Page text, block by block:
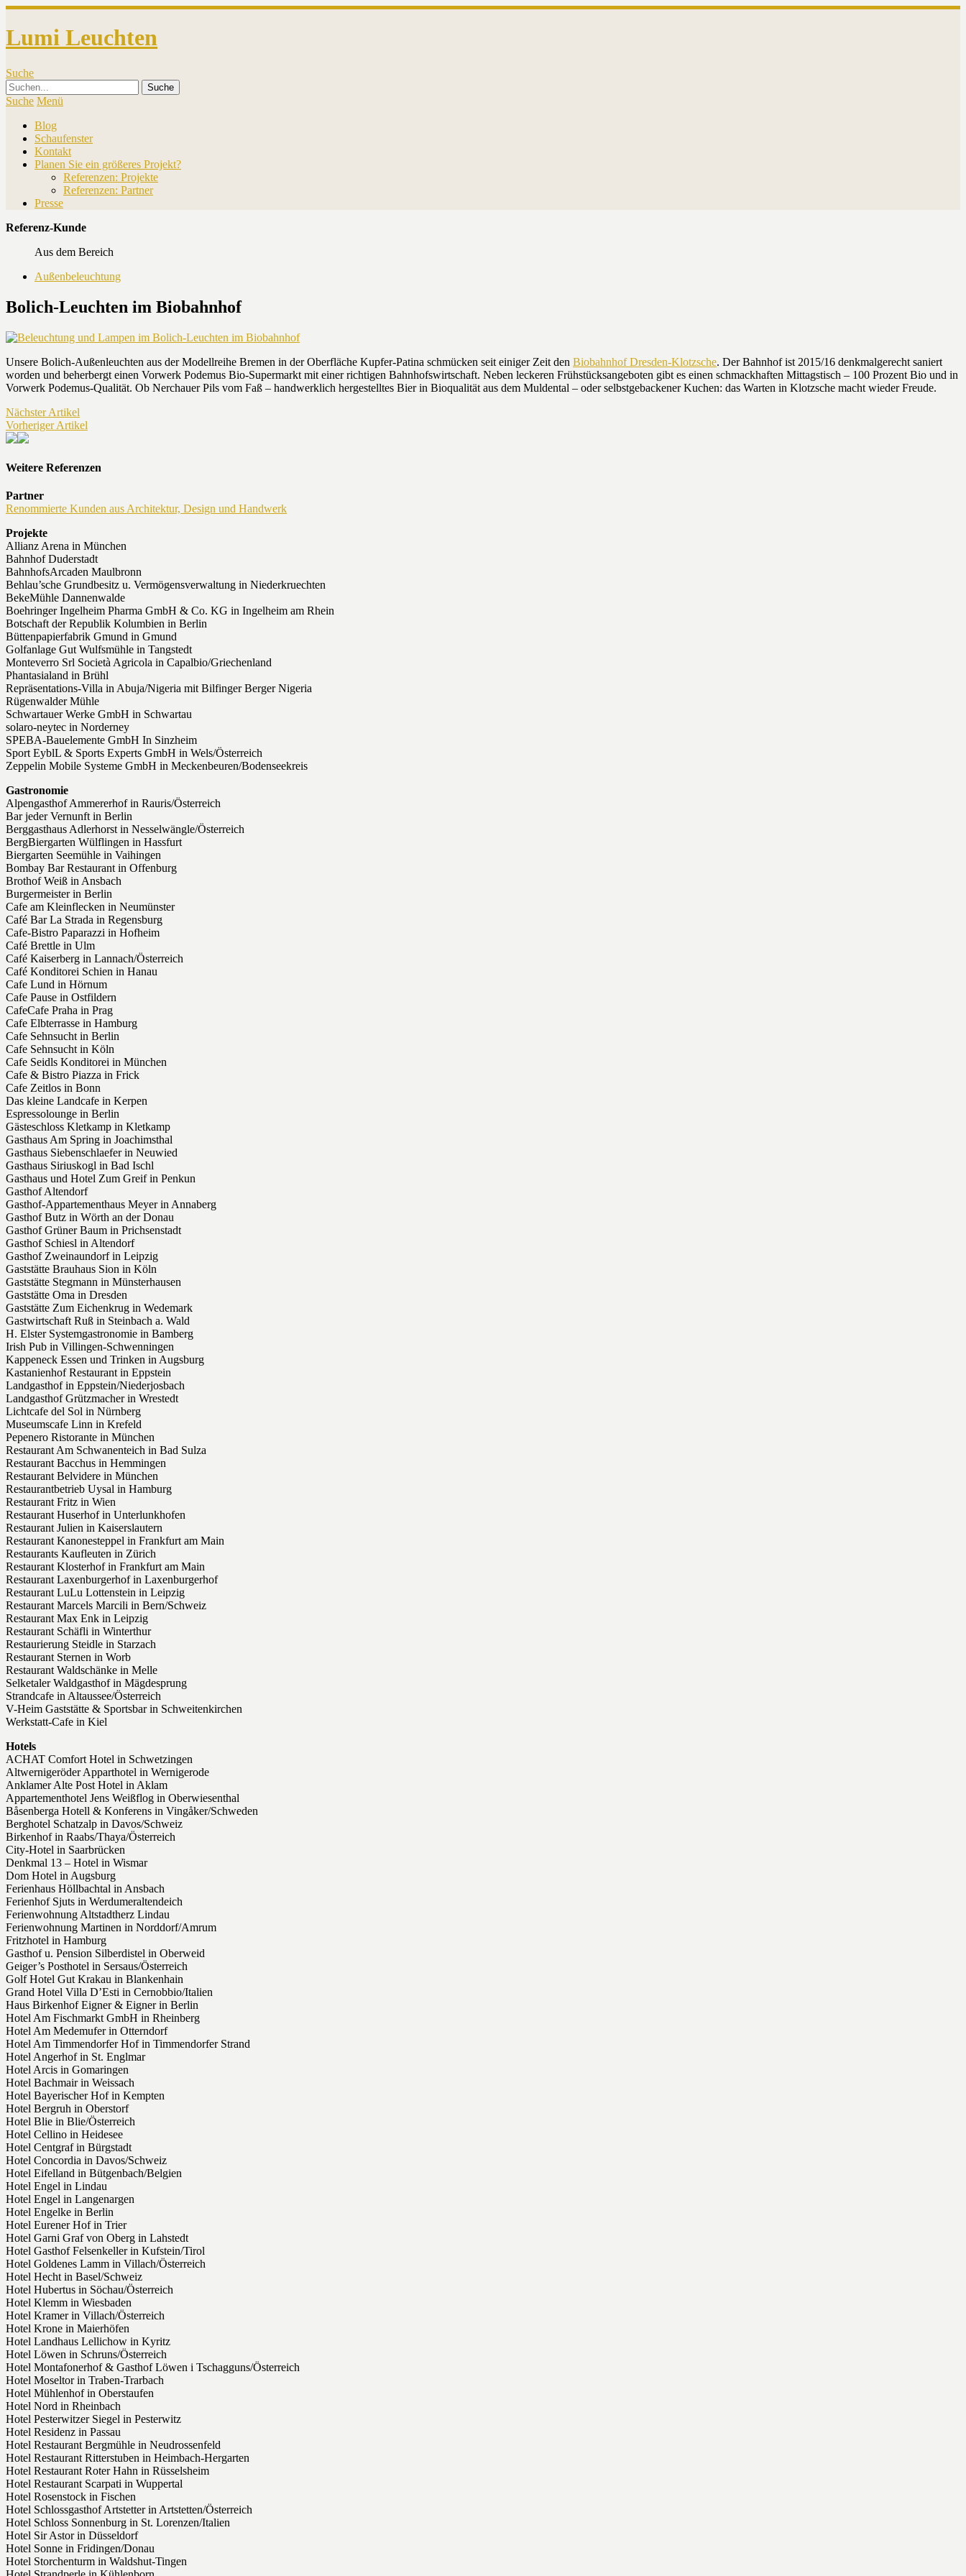
Lumi Leuchten
Suche
Suche Menü
Blog
Schaufenster
Kontakt
Planen Sie ein größeres Projekt?
Referenzen: Projekte
Referenzen: Partner
Presse
Referenz-Kunde
Aus dem Bereich
Außenbeleuchtung
Bolich-Leuchten im Biobahnhof
Unsere Bolich-Außenleuchten aus der Modellreihe Bremen in der Oberfläche Kupfer-Patina schmücken seit einiger Zeit den Biobahnhof Dresden-Klotzsche. Der Bahnhof ist 2015/16 denkmalgerecht saniert
worden und beherbergt einen Vorwerk Podemus Bio-Supermarkt mit einer richtigen Bahnhofswirtschaft. Neben leckeren Frühstücksangeboten gibt es einen schmackhaften Mittagstisch – 100 Prozent Bio und in
Vorwerk Podemus-Qualität. Ob Nerchauer Pils vom Faß – handwerklich hergestelltes Bier in Bioqualität aus dem Muldental – oder selbstgebackener Kuchen: das Warten in Klotzsche macht wieder Freude.
Nächster Artikel
Vorheriger Artikel
Weitere Referenzen
Partner
Renommierte Kunden aus Architektur, Design und Handwerk
Projekte
Allianz Arena in München
Bahnhof Duderstadt
BahnhofsArcaden Maulbronn
Behlau’sche Grundbesitz u. Vermögensverwaltung in Niederkruechten
BekeMühle Dannenwalde
Boehringer Ingelheim Pharma GmbH & Co. KG in Ingelheim am Rhein
Botschaft der Republik Kolumbien in Berlin
Büttenpapierfabrik Gmund in Gmund
Golfanlage Gut Wulfsmühle in Tangstedt
Monteverro Srl Società Agricola in Capalbio/Griechenland
Phantasialand in Brühl
Repräsentations-Villa in Abuja/Nigeria mit Bilfinger Berger Nigeria
Rügenwalder Mühle
Schwartauer Werke GmbH in Schwartau
solaro-neytec in Norderney
SPEBA-Bauelemente GmbH In Sinzheim
Sport EyblL & Sports Experts GmbH in Wels/Österreich
Zeppelin Mobile Systeme GmbH in Meckenbeuren/Bodenseekreis
Gastronomie
Alpengasthof Ammererhof in Rauris/Österreich
Bar jeder Vernunft in Berlin
Berggasthaus Adlerhorst in Nesselwängle/Österreich
BergBiergarten Wülflingen in Hassfurt
Biergarten Seemühle in Vaihingen
Bombay Bar Restaurant in Offenburg
Brothof Weiß in Ansbach
Burgermeister in Berlin
Cafe am Kleinflecken in Neumünster
Café Bar La Strada in Regensburg
Cafe-Bistro Paparazzi in Hofheim
Café Brettle in Ulm
Café Kaiserberg in Lannach/Österreich
Café Konditorei Schien in Hanau
Cafe Lund in Hörnum
Cafe Pause in Ostfildern
CafeCafe Praha in Prag
Cafe Elbterrasse in Hamburg
Cafe Sehnsucht in Berlin
Cafe Sehnsucht in Köln
Cafe Seidls Konditorei in München
Cafe & Bistro Piazza in Frick
Cafe Zeitlos in Bonn
Das kleine Landcafe in Kerpen
Espressolounge in Berlin
Gästeschloss Kletkamp in Kletkamp
Gasthaus Am Spring in Joachimsthal
Gasthaus Siebenschlaefer in Neuwied
Gasthaus Siriuskogl in Bad Ischl
Gasthaus und Hotel Zum Greif in Penkun
Gasthof Altendorf
Gasthof-Appartementhaus Meyer in Annaberg
Gasthof Butz in Wörth an der Donau
Gasthof Grüner Baum in Prichsenstadt
Gasthof Schiesl in Altendorf
Gasthof Zweinaundorf in Leipzig
Gaststätte Brauhaus Sion in Köln
Gaststätte Stegmann in Münsterhausen
Gaststätte Oma in Dresden
Gaststätte Zum Eichenkrug in Wedemark
Gastwirtschaft Ruß in Steinbach a. Wald
H. Elster Systemgastronomie in Bamberg
Irish Pub in Villingen-Schwenningen
Kappeneck Essen und Trinken in Augsburg
Kastanienhof Restaurant in Eppstein
Landgasthof in Eppstein/Niederjosbach
Landgasthof Grützmacher in Wrestedt
Lichtcafe del Sol in Nürnberg
Museumscafe Linn in Krefeld
Pepenero Ristorante in München
Restaurant Am Schwanenteich in Bad Sulza
Restaurant Bacchus in Hemmingen
Restaurant Belvidere in München
Restaurantbetrieb Uysal in Hamburg
Restaurant Fritz in Wien
Restaurant Huserhof in Unterlunkhofen
Restaurant Julien in Kaiserslautern
Restaurant Kanonesteppel in Frankfurt am Main
Restaurants Kaufleuten in Zürich
Restaurant Klosterhof in Frankfurt am Main
Restaurant Laxenburgerhof in Laxenburgerhof
Restaurant LuLu Lottenstein in Leipzig
Restaurant Marcels Marcili in Bern/Schweiz
Restaurant Max Enk in Leipzig
Restaurant Schäfli in Winterthur
Restaurierung Steidle in Starzach
Restaurant Sternen in Worb
Restaurant Waldschänke in Melle
Selketaler Waldgasthof in Mägdesprung
Strandcafe in Altaussee/Österreich
V-Heim Gaststätte & Sportsbar in Schweitenkirchen
Werkstatt-Cafe in Kiel
Hotels
ACHAT Comfort Hotel in Schwetzingen
Altwernigeröder Apparthotel in Wernigerode
Anklamer Alte Post Hotel in Aklam
Appartementhotel Jens Weißflog in Oberwiesenthal
Båsenberga Hotell & Konferens in Vingåker/Schweden
Berghotel Schatzalp in Davos/Schweiz
Birkenhof in Raabs/Thaya/Österreich
City-Hotel in Saarbrücken
Denkmal 13 – Hotel in Wismar
Dom Hotel in Augsburg
Ferienhaus Höllbachtal in Ansbach
Ferienhof Sjuts in Werdumeraltendeich
Ferienwohnung Altstadtherz Lindau
Ferienwohnung Martinen in Norddorf/Amrum
Fritzhotel in Hamburg
Gasthof u. Pension Silberdistel in Oberweid
Geiger’s Posthotel in Sersaus/Österreich
Golf Hotel Gut Krakau in Blankenhain
Grand Hotel Villa D’Esti in Cernobbio/Italien
Haus Birkenhof Eigner & Eigner in Berlin
Hotel Am Fischmarkt GmbH in Rheinberg
Hotel Am Medemufer in Otterndorf
Hotel Am Timmendorfer Hof in Timmendorfer Strand
Hotel Angerhof in St. Englmar
Hotel Arcis in Gomaringen
Hotel Bachmair in Weissach
Hotel Bayerischer Hof in Kempten
Hotel Bergruh in Oberstorf
Hotel Blie in Blie/Österreich
Hotel Cellino in Heidesee
Hotel Centgraf in Bürgstadt
Hotel Concordia in Davos/Schweiz
Hotel Eifelland in Bütgenbach/Belgien
Hotel Engel in Lindau
Hotel Engel in Langenargen
Hotel Engelke in Berlin
Hotel Eurener Hof in Trier
Hotel Garni Graf von Oberg in Lahstedt
Hotel Gasthof Felsenkeller in Kufstein/Tirol
Hotel Goldenes Lamm in Villach/Österreich
Hotel Hecht in Basel/Schweiz
Hotel Hubertus in Söchau/Österreich
Hotel Klemm in Wiesbaden
Hotel Kramer in Villach/Österreich
Hotel Krone in Maierhöfen
Hotel Landhaus Lellichow in Kyritz
Hotel Löwen in Schruns/Österreich
Hotel Montafonerhof & Gasthof Löwen i Tschagguns/Österreich
Hotel Moseltor in Traben-Trarbach
Hotel Mühlenhof in Oberstaufen
Hotel Nord in Rheinbach
Hotel Pesterwitzer Siegel in Pesterwitz
Hotel Residenz in Passau
Hotel Restaurant Bergmühle in Neudrossenfeld
Hotel Restaurant Ritterstuben in Heimbach-Hergarten
Hotel Restaurant Roter Hahn in Rüsselsheim
Hotel Restaurant Scarpati in Wuppertal
Hotel Rosenstock in Fischen
Hotel Schlossgasthof Artstetter in Artstetten/Österreich
Hotel Schloss Sonnenburg in St. Lorenzen/Italien
Hotel Sir Astor in Düsseldorf
Hotel Sonne in Fridingen/Donau
Hotel Storchenturm in Waldshut-Tingen